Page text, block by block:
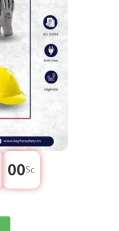
00Sc